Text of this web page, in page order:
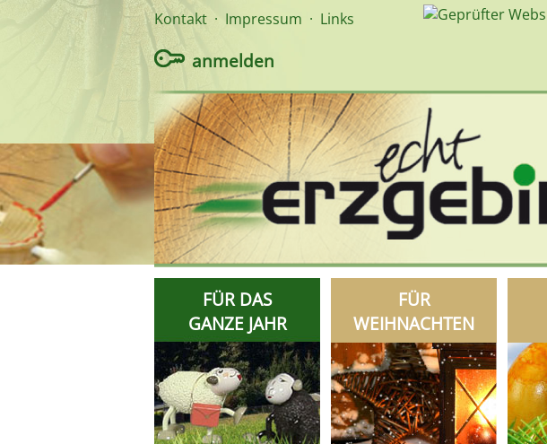
Kontakt · Impressum · Links
anmelden
FÜR DAS
GANZE JAHR
FÜR
WEIHNACHTEN